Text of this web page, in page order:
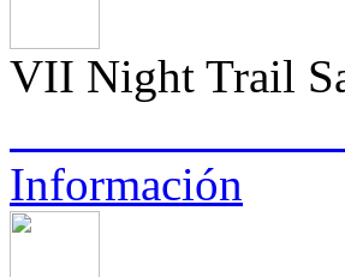
VII Night Trail
Información